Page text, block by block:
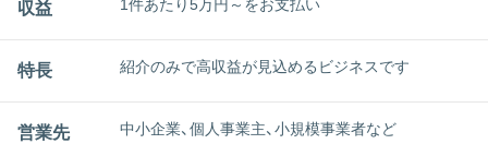
収益 1件あたり5万円～をお支払い
特長 紹介のみで高収益が見込めるビジネスです
営業先 中小企業、個人事業主、小規模事業者など